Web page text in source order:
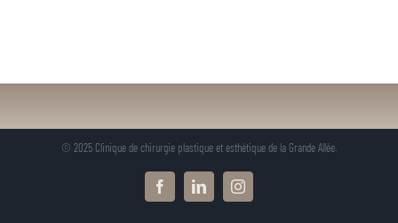
© 2025 Clinique de chirurgie plastique et esthétique de la Grande Allée.
FacebookLinkedInInstagram